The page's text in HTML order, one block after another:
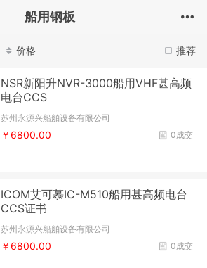
船用钢板
推荐
价格
NSR新阳升NVR-3000船用VHF甚高频
电台CCS
苏州永源兴船舶设备有限公司
0成交
￥6800.00
ICOM艾可慕IC-M510船用甚高频电台
CCS证书
苏州永源兴船舶设备有限公司
0成交
￥6800.00